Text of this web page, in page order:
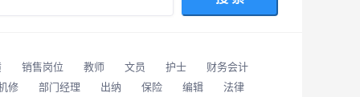
销售岗位 教师 文员 护士
财务会计
修 部门经理 出纳 保险 编辑
法律